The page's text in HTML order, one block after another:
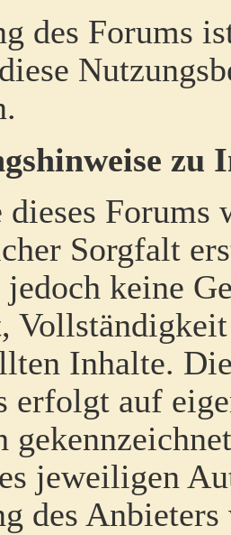
des Forums
zu
Forums
Sorgfalt
keine
Inhalte.
erfolgt auf
jeweiligen
des Anbieters